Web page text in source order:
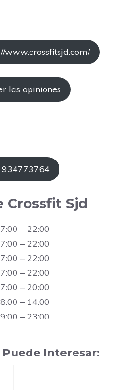
www.crossfitsjd.com/
las opiniones
934773764
Crossfit Sjd
– 22:00
– 22:00
– 22:00
– 22:00
– 20:00
– 14:00
– 23:00
Interesar: